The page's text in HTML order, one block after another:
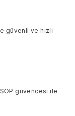
güvenli ve hızlı
güvencesi ile